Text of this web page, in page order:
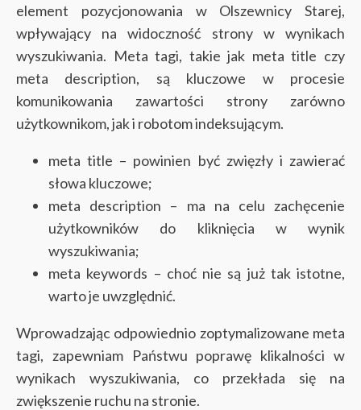
element pozycjonowania w Olszewnicy Starej,
wpływający na widoczność strony w wynikach
wyszukiwania. Meta tagi, takie jak meta title czy
meta description, są kluczowe w procesie
komunikowania zawartości strony zarówno
użytkownikom, jak i robotom indeksującym.
meta title – powinien być zwięzły i zawierać
słowa kluczowe;
meta description – ma na celu zachęcenie
użytkowników do kliknięcia w wynik
wyszukiwania;
meta keywords – choć nie są już tak istotne,
warto je uwzględnić.
Wprowadzając odpowiednio zoptymalizowane meta
tagi, zapewniam Państwu poprawę klikalności w
wynikach wyszukiwania, co przekłada się na
zwiększenie ruchu na stronie.